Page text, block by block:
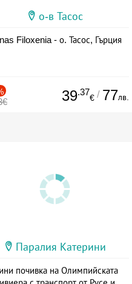
о-в Тасос
Filoxenia - о. Тасос, Гърция
39.37
€ / 77лв.
Паралия Катерини
почивка на Олимпийската